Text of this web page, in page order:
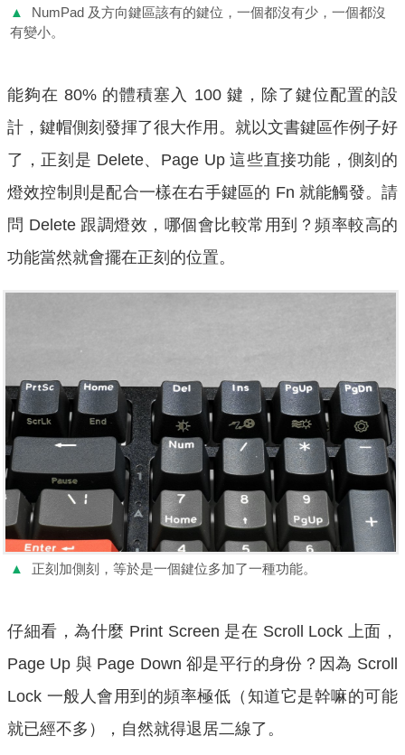
▲
NumPad 及方向鍵區該有的鍵位，一個都沒有少，一個都沒
有變小。
能夠在 80% 的體積塞入 100 鍵，除了鍵位配置的設
計，鍵帽側刻發揮了很大作用。就以文書鍵區作例子好
了，正刻是 Delete、Page Up 這些直接功能，側刻的
燈效控制則是配合一樣在右手鍵區的 Fn 就能觸發。請
問 Delete 跟調燈效，哪個會比較常用到？頻率較高的
功能當然就會擺在正刻的位置。
▲ 正刻加側刻，等於是一個鍵位多加了一種功能。
仔細看，為什麼 Print Screen 是在 Scroll Lock 上面，
Page Up 與 Page Down 卻是平行的身份？因為 Scroll
Lock 一般人會用到的頻率極低（知道它是幹嘛的可能
就已經不多），自然就得退居二線了。